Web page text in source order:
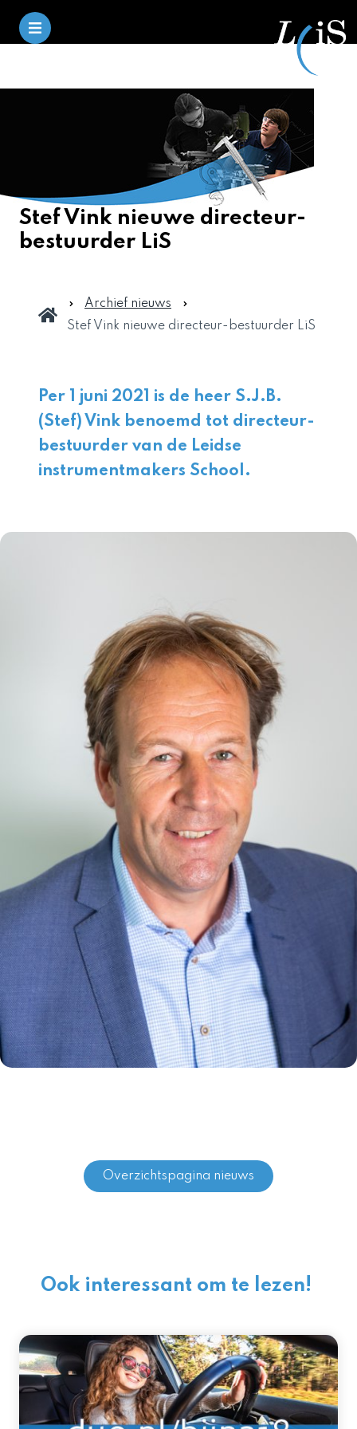
Stef Vink nieuwe directeur-
bestuurder LiS
Archief nieuws
Stef Vink nieuwe directeur-bestuurder LiS
Per 1 juni 2021 is de heer S.J.B.
(Stef) Vink benoemd tot directeur-
bestuurder van de Leidse
instrumentmakers School.
Overzichtspagina nieuws
Ook interessant om te lezen!